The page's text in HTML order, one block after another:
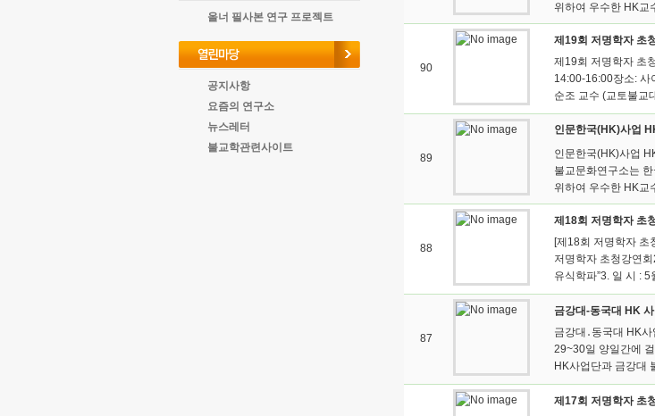
올너 필사본 연구 프로젝트
공지사항
요즘의 연구소
뉴스레터
불교학관련사이트
위하여 우수한 HK교
90
제19회 저명학자 초
제19회 저명학자 초
14:00-16:00장소: 사
순조 교수 (교토불교
89
인문한국(HK)사업
인문한국(HK)사업
불교문화연구소는
위하여 우수한 HK교
88
제18회 저명학자 초
[제18회 저명학자 초
저명학자 초청강연
유식학파”3. 일 시 : 5
87
금강대․동국대 HK
29~30일 양일간에
HK사업단과 금강대